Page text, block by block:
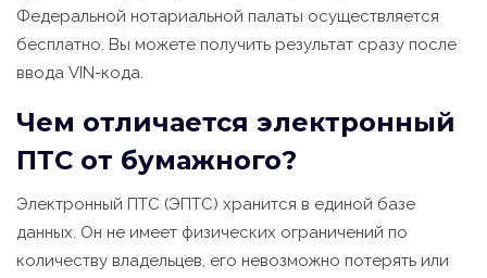
Федеральной нотариальной палаты осуществляется
бесплатно. Вы можете получить результат сразу после
ввода VIN-кода.
Чем отличается электронный
ПТС от бумажного?
Электронный ПТС (ЭПТС) хранится в единой базе
данных. Он не имеет физических ограничений по
количеству владельцев, его невозможно потерять или